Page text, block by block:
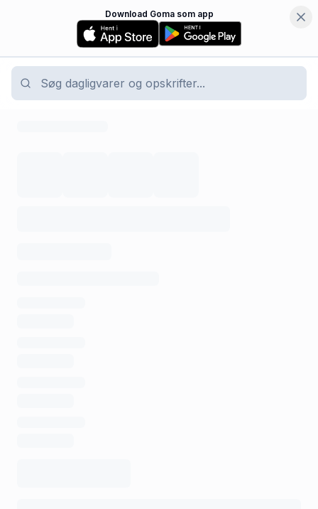
Download Goma som app